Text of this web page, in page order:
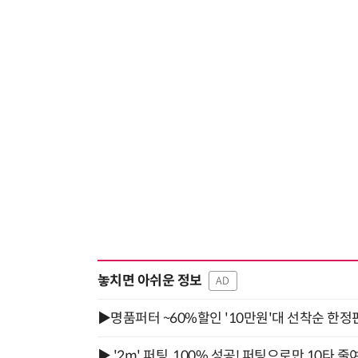
놓치면 아쉬운 정보 AD
▶명품퍼터 ~60%할인 '10만원'대 선착순 한정